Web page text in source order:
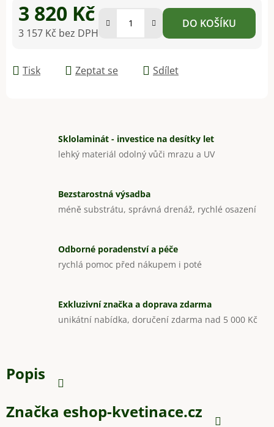
3 820 Kč
3 157 Kč bez DPH
DO KOŠÍKU
Tisk Zeptat se Sdílet
Sklolaminát - investice na desítky let
lehký materiál odolný vůči mrazu a UV
Bezstarostná výsadba
méně substrátu, správná drenáž, rychlé osazení
Odborné poradenství a péče
rychlá pomoc před nákupem i poté
Exkluzivní značka a doprava zdarma
unikátní nabídka, doručení zdarma nad 5 000 Kč
Popis
Značka eshop-kvetinace.cz